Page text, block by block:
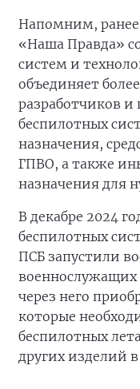
Напомним,
«Наша Правда»
систем и
объединяет
разработчиков
беспилотных
назначения,
ГПВО, а также
назначения для
В декабре 2024
беспилотных
ПСБ запустили
военнослужащих
через него
которые
беспилотных
других изделий